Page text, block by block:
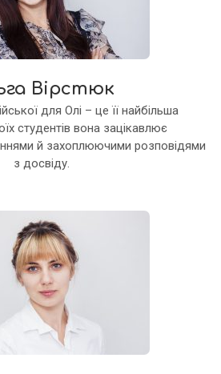
Вірстюк
для Олі – це її найбільша
студентів вона зацікавлює
й захоплюючими розповідями
з досвіду.